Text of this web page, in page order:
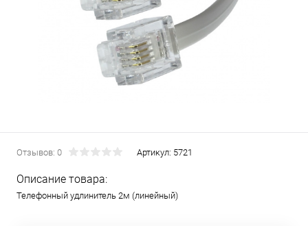
Отзывов: 0 Артикул: 5721
Описание товара:
Телефонный удлинитель 2м (линейный)